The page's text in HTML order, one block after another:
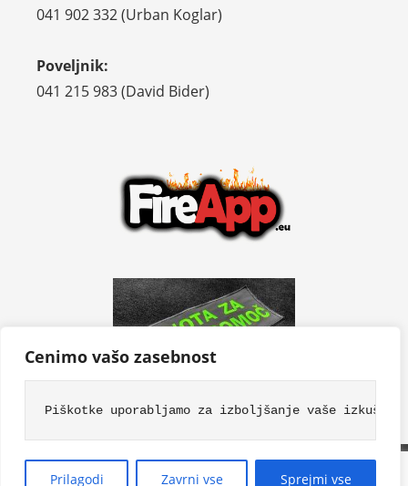
Cenimo vašo zasebnost
Piškotke uporabljamo za izboljšanje vaše
Prilagodi Zavrni vse Sprejmi vse
041 902 332 (Urban Koglar)
Poveljnik:
041 215 983 (David Bider)